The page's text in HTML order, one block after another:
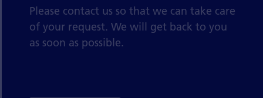
Please contact us so that we can take care
of your request. We will get back to you
as soon as possible.